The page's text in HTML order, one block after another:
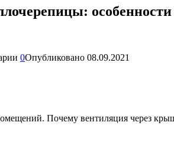
особенности
0Опубликовано 08.09.2021
Почему вентиляция через